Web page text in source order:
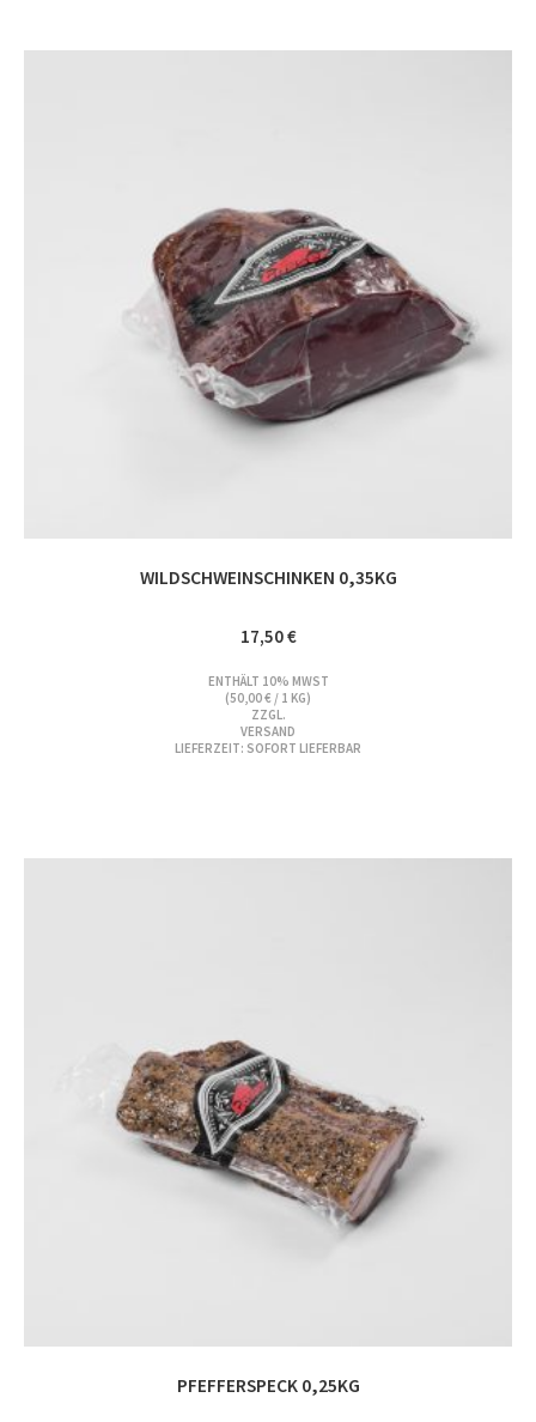
WILDSCHWEINSCHINKEN 0,35KG
17,50€
ENTHÄLT 10% MWST
(50,00€ / 1 KG)
ZZGL.
VERSAND
LIEFERZEIT: SOFORT LIEFERBAR
PFEFFERSPECK 0,25KG